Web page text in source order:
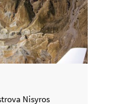
Nisyros